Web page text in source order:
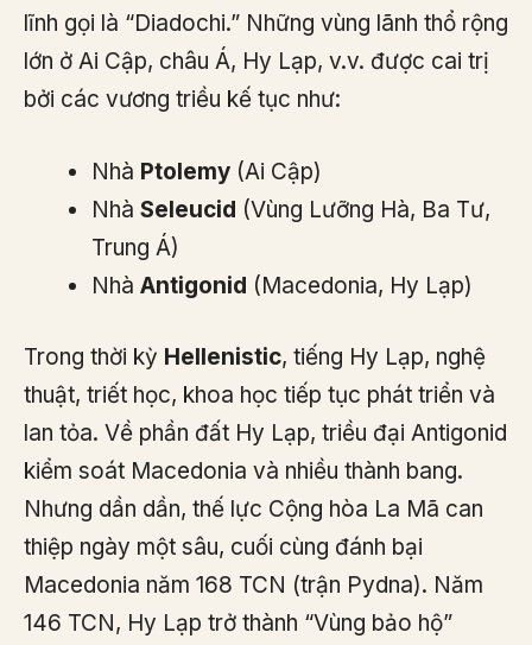
lĩnh gọi là “Diadochi.” Những vùng lãnh thổ rộng
lớn ở Ai Cập, châu Á, Hy Lạp, v.v. được cai trị
bởi các vương triều kế tục như:
Nhà Ptolemy (Ai Cập)
Nhà Seleucid (Vùng Lưỡng Hà, Ba Tư,
Trung Á)
Nhà Antigonid (Macedonia, Hy Lạp)
Trong thời kỳ Hellenistic, tiếng Hy Lạp, nghệ
thuật, triết học, khoa học tiếp tục phát triển và
lan tỏa. Về phần đất Hy Lạp, triều đại Antigonid
kiểm soát Macedonia và nhiều thành bang.
Nhưng dần dần, thế lực Cộng hòa La Mã can
thiệp ngày một sâu, cuối cùng đánh bại
Macedonia năm 168 TCN (trận Pydna). Năm
146 TCN, Hy Lạp trở thành “Vùng bảo hộ”